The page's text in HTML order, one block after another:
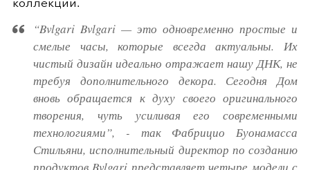
коллекции.
“Bvlgari Bvlgari — это одновременно простые и
смелые часы, которые всегда актуальны. Их
чистый дизайн идеально отражает нашу ДНК, не
требуя дополнительного декора. Сегодня Дом
вновь обращается к духу своего оригинального
творения, чуть усиливая его современными
технологиями”, - так Фабрицио Буонамасса
Стильяни, исполнительный директор по созданию